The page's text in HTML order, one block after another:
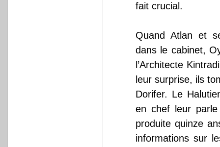
fait crucial.
Quand Atlan et
dans le cabinet,
l’Architecte
leur surprise, ils
Dorifer. Le
en chef leur parle
produite quinze
informations sur